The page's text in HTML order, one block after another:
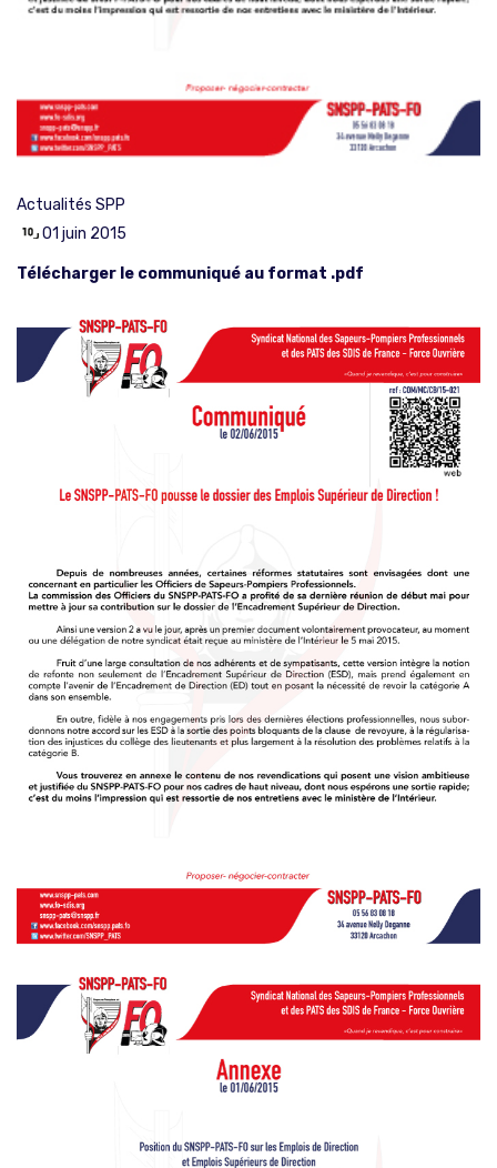
Actualités SPP
01 juin 2015
Télécharger le communiqué au format .pdf